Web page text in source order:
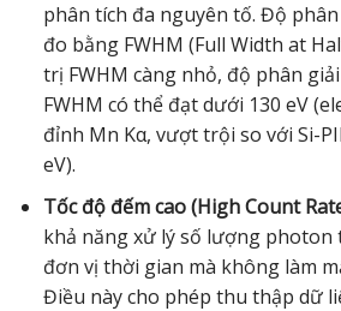
phân tích đa nguyên tố. Độ
đo bằng FWHM (Full Width at
trị FWHM càng nhỏ, độ phân giải
FWHM có thể đạt dưới 130 eV
đỉnh Mn Kα, vượt trội so với Si-
eV).
Tốc độ đếm cao (High Count
khả năng xử lý số lượng photon
đơn vị thời gian mà không làm
Điều này cho phép thu thập dữ